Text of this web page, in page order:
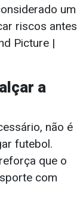
um
riscos antes
Picture |
a
não é
futebol.
que o
com